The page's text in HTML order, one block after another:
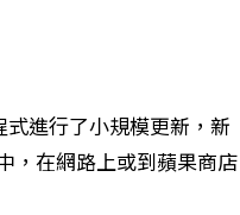
進行了小規模更新，新
，在網路上或到蘋果商店